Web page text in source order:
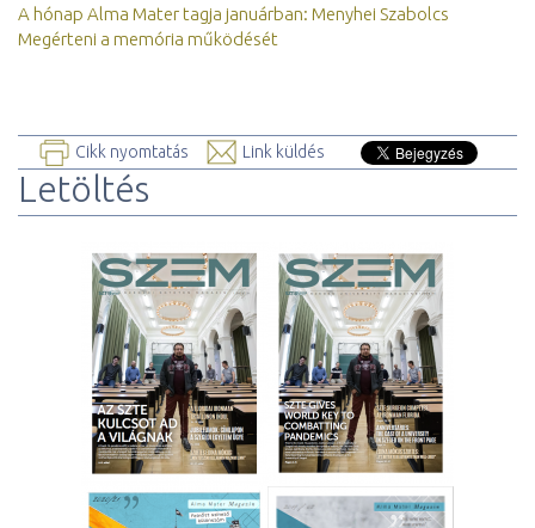
A hónap Alma Mater tagja januárban: Menyhei Szabolcs
Megérteni a memória működését
Cikk nyomtatás Link küldés
Letöltés